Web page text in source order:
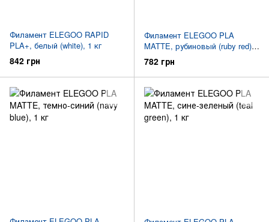
Филамент ELEGOO RAPID
PLA+, белый (white), 1 кг
842 грн
Филамент ELEGOO PLA
MATTE, рубиновый (ruby red),
1 кг
782 грн